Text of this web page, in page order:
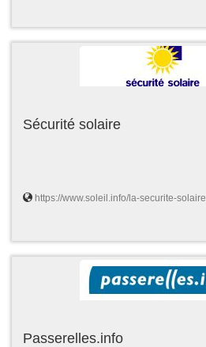
Sécurité solaire
https://www.soleil.info/la-securite-solaire
Passerelles.info